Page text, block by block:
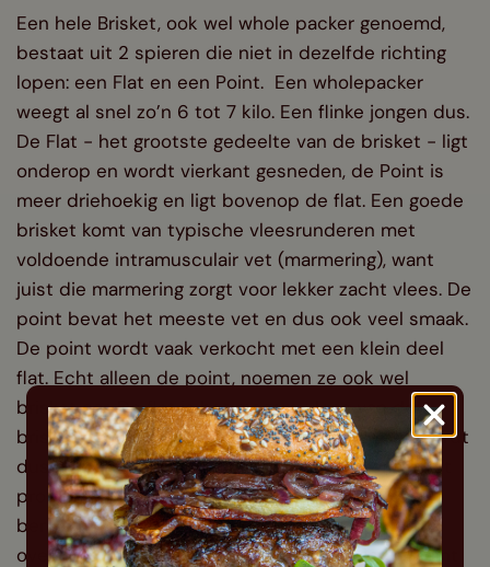
Een hele Brisket, ook wel whole packer genoemd,
bestaat uit 2 spieren die niet in dezelfde richting
lopen: een Flat en een Point. Een wholepacker
weegt al snel zo’n 6 tot 7 kilo. Een flinke jongen dus.
De Flat - het grootste gedeelte van de brisket - ligt
onderop en wordt vierkant gesneden, de Point is
meer driehoekig en ligt bovenop de flat. Een goede
brisket komt van typische vleesrunderen met
voldoende intramusculair vet (marmering), want
juist die marmering zorgt voor lekker zacht vlees. De
point bevat het meeste vet en dus ook veel smaak.
De point wordt vaak verkocht met een klein deel
flat. Echt alleen de point, noemen ze ook wel
brisket ear. De flat is het magere vlees van de
brisket en dus moeilijker te bereiden. Van flat wordt
dus met regelmaat gehakt gemaakt. Letterlijk. Het
probleem met brisket is namelijk, dat als je de
bereiding niet goed aanpakt, je heel droog vlees
overhoudt. Die kans is minder groot als je de point